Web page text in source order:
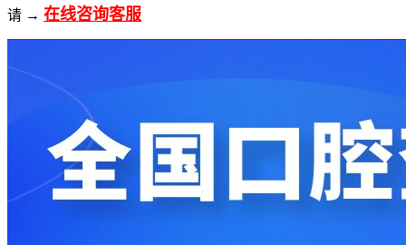
请 → 在线咨询客服